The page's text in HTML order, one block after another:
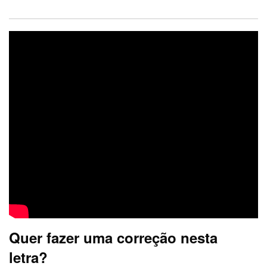
Quer fazer uma correção nesta
letra?